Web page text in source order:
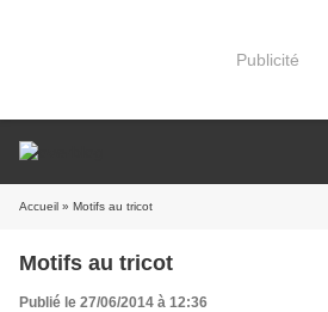
Publicité
Accueil » Motifs au tricot
Motifs au tricot
Publié le 27/06/2014 à 12:36